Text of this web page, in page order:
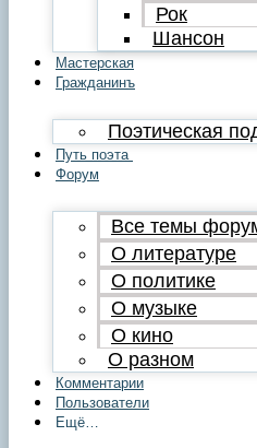
Рок
Шансон
Мастерская
Гражданинъ
Поэтическая
Путь поэта
Форум
Все темы
О литературе
О политике
О музыке
О кино
О разном
Комментарии
Пользователи
Ещё…